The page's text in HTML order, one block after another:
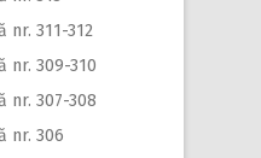
nr. 311-312
nr. 309-310
nr. 307-308
nr. 306